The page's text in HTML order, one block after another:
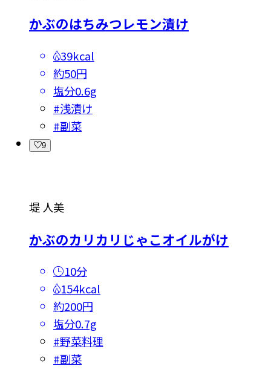
かぶのはちみつレモン漬け
39kcal
約50円
塩分0.6g
#浅漬け
#副菜
9
堤 人美
かぶのカリカリじゃこオイルがけ
10分
154kcal
約200円
塩分0.7g
#野菜料理
#副菜